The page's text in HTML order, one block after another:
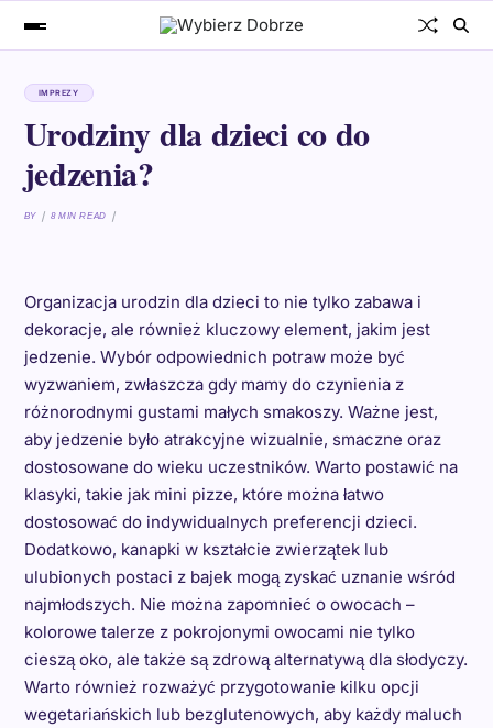
IMPREZY
Urodziny dla dzieci co do
jedzenia?
BY 8 MIN READ
Organizacja urodzin dla dzieci to nie tylko zabawa i
dekoracje, ale również kluczowy element, jakim jest
jedzenie. Wybór odpowiednich potraw może być
wyzwaniem, zwłaszcza gdy mamy do czynienia z
różnorodnymi gustami małych smakoszy. Ważne jest,
aby jedzenie było atrakcyjne wizualnie, smaczne oraz
dostosowane do wieku uczestników. Warto postawić na
klasyki, takie jak mini pizze, które można łatwo
dostosować do indywidualnych preferencji dzieci.
Dodatkowo, kanapki w kształcie zwierzątek lub
ulubionych postaci z bajek mogą zyskać uznanie wśród
najmłodszych. Nie można zapomnieć o owocach –
kolorowe talerze z pokrojonymi owocami nie tylko
cieszą oko, ale także są zdrową alternatywą dla słodyczy.
Warto również rozważyć przygotowanie kilku opcji
wegetariańskich lub bezglutenowych, aby każdy maluch